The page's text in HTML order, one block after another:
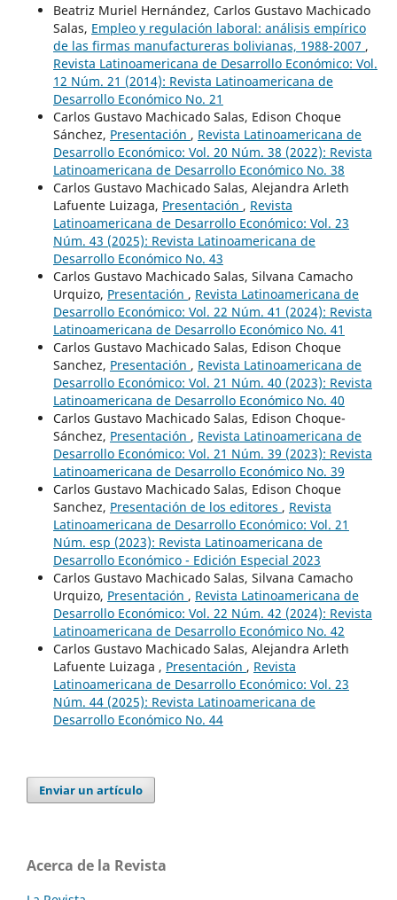
Beatriz Muriel Hernández, Carlos Gustavo Machicado
Salas, Empleo y regulación laboral: análisis empírico
de las firmas manufactureras bolivianas, 1988-2007 ,
Revista Latinoamericana de Desarrollo Económico: Vol.
12 Núm. 21 (2014): Revista Latinoamericana de
Desarrollo Económico No. 21
Carlos Gustavo Machicado Salas, Edison Choque
Sánchez, Presentación , Revista Latinoamericana de
Desarrollo Económico: Vol. 20 Núm. 38 (2022): Revista
Latinoamericana de Desarrollo Económico No. 38
Carlos Gustavo Machicado Salas, Alejandra Arleth
Lafuente Luizaga, Presentación , Revista
Latinoamericana de Desarrollo Económico: Vol. 23
Núm. 43 (2025): Revista Latinoamericana de
Desarrollo Económico No. 43
Carlos Gustavo Machicado Salas, Silvana Camacho
Urquizo, Presentación , Revista Latinoamericana de
Desarrollo Económico: Vol. 22 Núm. 41 (2024): Revista
Latinoamericana de Desarrollo Económico No. 41
Carlos Gustavo Machicado Salas, Edison Choque
Sanchez, Presentación , Revista Latinoamericana de
Desarrollo Económico: Vol. 21 Núm. 40 (2023): Revista
Latinoamericana de Desarrollo Económico No. 40
Carlos Gustavo Machicado Salas, Edison Choque-
Sánchez, Presentación , Revista Latinoamericana de
Desarrollo Económico: Vol. 21 Núm. 39 (2023): Revista
Latinoamericana de Desarrollo Económico No. 39
Carlos Gustavo Machicado Salas, Edison Choque
Sanchez, Presentación de los editores , Revista
Latinoamericana de Desarrollo Económico: Vol. 21
Núm. esp (2023): Revista Latinoamericana de
Desarrollo Económico - Edición Especial 2023
Carlos Gustavo Machicado Salas, Silvana Camacho
Urquizo, Presentación , Revista Latinoamericana de
Desarrollo Económico: Vol. 22 Núm. 42 (2024): Revista
Latinoamericana de Desarrollo Económico No. 42
Carlos Gustavo Machicado Salas, Alejandra Arleth
Lafuente Luizaga , Presentación , Revista
Latinoamericana de Desarrollo Económico: Vol. 23
Núm. 44 (2025): Revista Latinoamericana de
Desarrollo Económico No. 44
Enviar un artículo
Acerca de la Revista